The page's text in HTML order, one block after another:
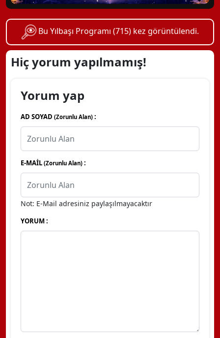
Bu Yılbaşı Programı (715) kez görüntülendi.
Hiç yorum yapılmamış!
Yorum yap
AD SOYAD (Zorunlu Alan) :
E-MAİL (Zorunlu Alan) :
Not: E-Mail adresiniz paylaşılmayacaktır
YORUM :